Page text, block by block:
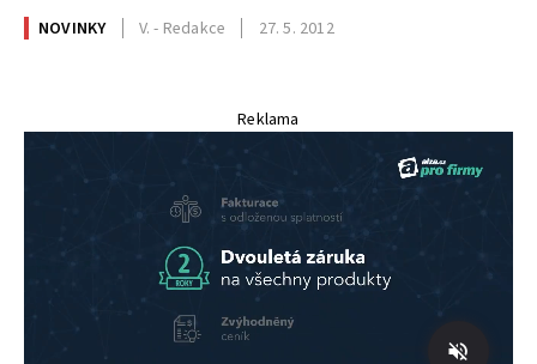
NOVINKY V. - Redakce 27. 5. 2012
Reklama